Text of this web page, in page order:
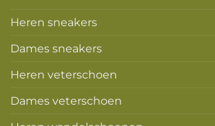
Heren sneakers
Dames sneakers
Heren veterschoen
Dames veterschoen